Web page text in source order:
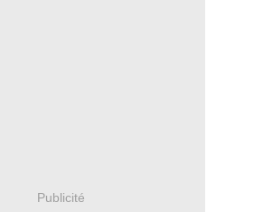
Publicité